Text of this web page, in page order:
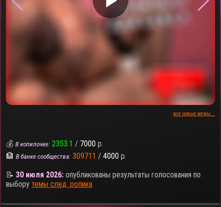
все новые мемы...
💰В копилочке: 2353.1 / 7000 р.
🏦В банке сообщества: 309711 / 4000 р.
📝30 июля 2026: опубликованы результаты голосования по
выборутемы след. ролика